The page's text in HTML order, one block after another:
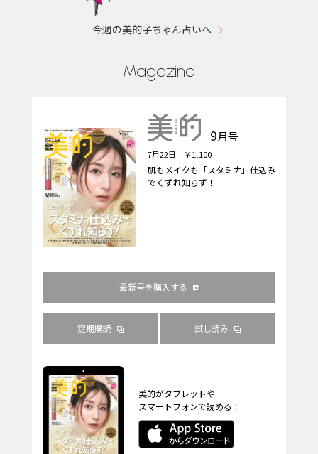
今週の美的子ちゃん占いへ
Magazine
9月号
7月22日 ￥1,100
肌もメイクも「スタミナ」仕込み
でくずれ知らず！
最新号を購入する
定期購読 試し読み
美的がタブレットや
スマートフォンで読める！